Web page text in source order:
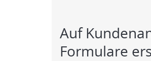
Auf
Formulare